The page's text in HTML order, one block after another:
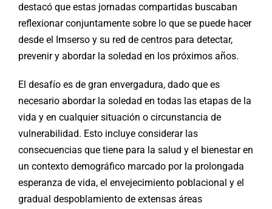
destacó que estas jornadas compartidas buscaban
reflexionar conjuntamente sobre lo que se puede hacer
desde el Imserso y su red de centros para detectar,
prevenir y abordar la soledad en los próximos años.
El desafío es de gran envergadura, dado que es
necesario abordar la soledad en todas las etapas de la
vida y en cualquier situación o circunstancia de
vulnerabilidad. Esto incluye considerar las
consecuencias que tiene para la salud y el bienestar en
un contexto demográfico marcado por la prolongada
esperanza de vida, el envejecimiento poblacional y el
gradual despoblamiento de extensas áreas